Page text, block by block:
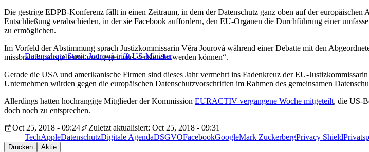
Die gestrige EDPB-Konferenz fällt in einen Zeitraum, in dem der Datenschutz ganz oben auf der
Entschließung verabschieden, in der sie Facebook auffordern, den EU-Organen die Durchführung einer
zu ermöglichen.
Datenschutz-Streit: Jourová trifft US-Minister
Im Vorfeld der Abstimmung sprach Justizkommissarin Věra Jourová während einer Debatte mit den
missbraucht, ausgebeutet und gegen uns verwendet werden können“.
Gerade die USA und amerikanische Firmen sind dieses Jahr vermehrt ins Fadenkreuz der EU-
Unternehmen würden gegen die europäischen Datenschutzvorschriften im Rahmen des gemeinsamen
Allerdings hatten hochrangige Mitglieder der Kommission EURACTIV vergangene Woche mitgeteilt, die US-
doch noch zu entsprechen.
Oct 25, 2018 - 09:24
Zuletzt aktualisiert: Oct 25, 2018 - 09:31
TechAppleDatenschutzDigitale AgendaDSGVOFacebookGoogleMark ZuckerbergPrivacy Shield
Drucken Aktie